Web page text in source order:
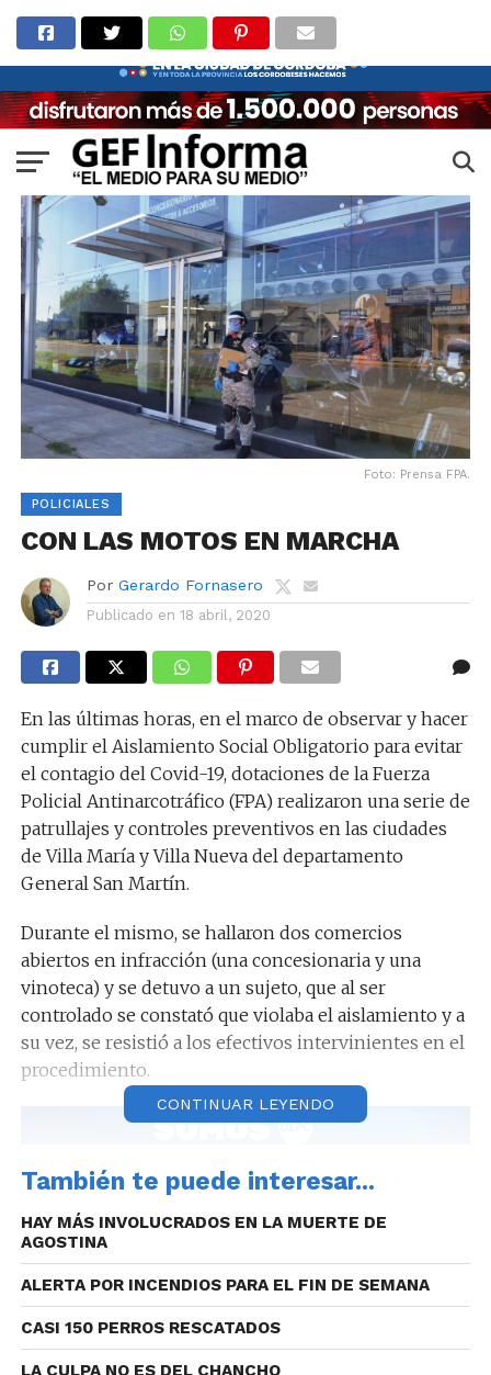
Foto: Prensa FPA.
POLICIALES
CON LAS MOTOS EN MARCHA
Por Gerardo Fornasero
Publicado en 18 abril, 2020
En las últimas horas, en el marco de observar y hacer
cumplir el Aislamiento Social Obligatorio para evitar
el contagio del Covid-19, dotaciones de la Fuerza
Policial Antinarcotráfico (FPA) realizaron una serie de
patrullajes y controles preventivos en las ciudades
de Villa María y Villa Nueva del departamento
General San Martín.
Durante el mismo, se hallaron dos comercios
abiertos en infracción (una concesionaria y una
vinoteca) y se detuvo a un sujeto, que al ser
controlado se constató que violaba el aislamiento y a
su vez, se resistió a los efectivos intervinientes en el
procedimiento.
El operativo fue dirigido por el Ministerio Público
personal de Policía de Córdoba.
CONTINUAR LEYENDO
También te puede interesar...
HAY MÁS INVOLUCRADOS EN LA MUERTE DE
AGOSTINA
ALERTA POR INCENDIOS PARA EL FIN DE SEMANA
CASI 150 PERROS RESCATADOS